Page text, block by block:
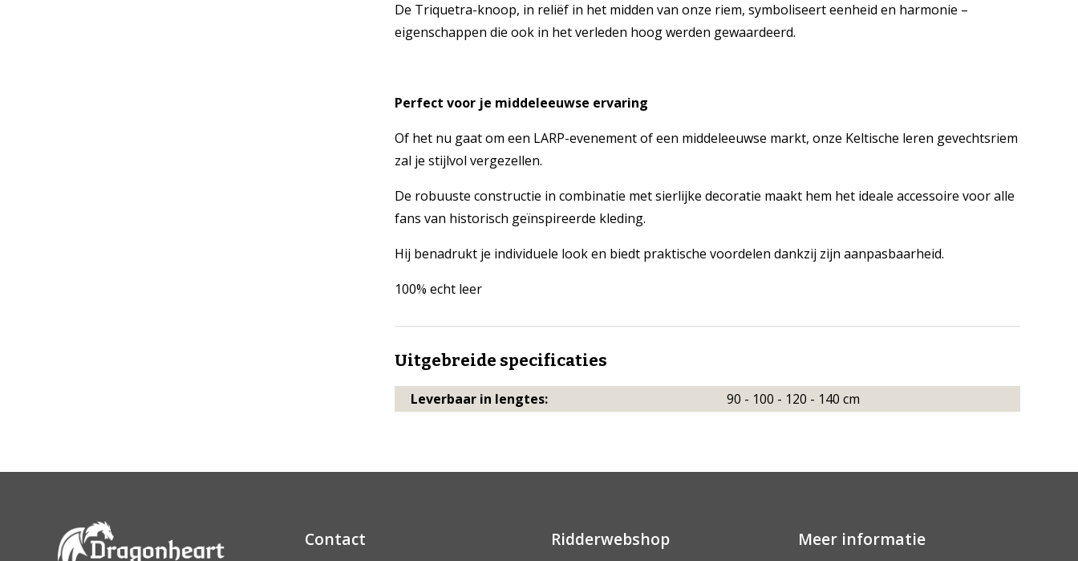
De Triquetra-knoop, in reliëf in het midden van onze riem, symboliseert eenheid en harmonie –
eigenschappen die ook in het verleden hoog werden gewaardeerd.
Perfect voor je middeleeuwse ervaring
Of het nu gaat om een LARP-evenement of een middeleeuwse markt, onze Keltische leren gevechtsriem
zal je stijlvol vergezellen.
De robuuste constructie in combinatie met sierlijke decoratie maakt hem het ideale accessoire voor alle
fans van historisch geïnspireerde kleding.
Hij benadrukt je individuele look en biedt praktische voordelen dankzij zijn aanpasbaarheid.
100% echt leer
Uitgebreide specificaties
Leverbaar in lengtes: 90 - 100 - 120 - 140 cm
Contact Ridderwebshop Meer informatie